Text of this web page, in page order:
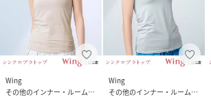
Wing
その他のインナー・ルームウェア
Wing
その他のインナー・ルームウェア